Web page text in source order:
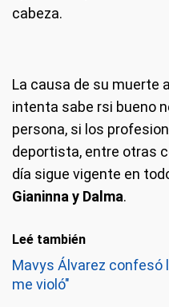
cabeza.
La causa de su muerte
intenta sabe rsi bueno
persona, si los
deportista, entre otras
día sigue vigente en
Gianinna y Dalma.
Leé también
Mavys Álvarez confesó
me violó"